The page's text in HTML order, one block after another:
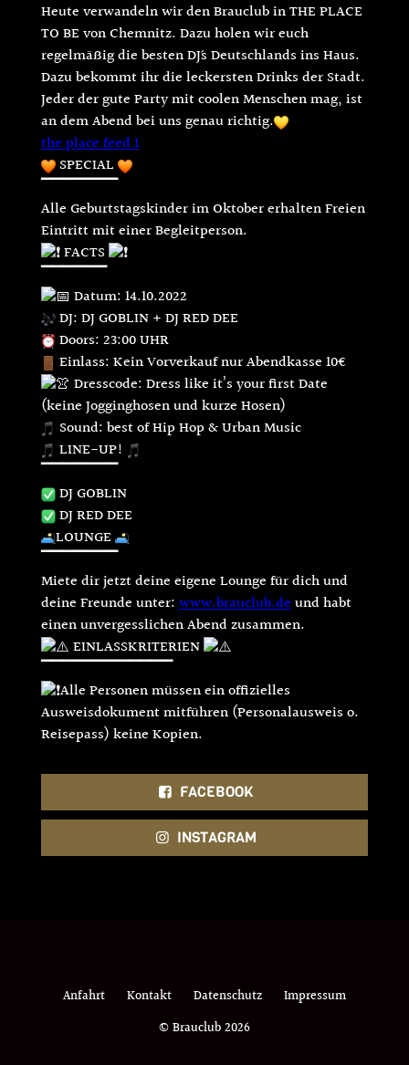
Heute verwandeln wir den Brauclub in THE PLACE
TO BE von Chemnitz. Dazu holen wir euch
regelmäßig die besten DJ´s Deutschlands ins Haus.
Dazu bekommt ihr die leckersten Drinks der Stadt.
Jeder der gute Party mit coolen Menschen mag, ist
an dem Abend bei uns genau richtig.
the place feed 1
SPECIAL
▔▔▔▔▔▔▔
Alle Geburtstagskinder im Oktober erhalten Freien
Eintritt mit einer Begleitperson.
FACTS
▔▔▔▔▔▔
Datum: 14.10.2022
DJ: DJ GOBLIN + DJ RED DEE
Doors: 23:00 UHR
Einlass: Kein Vorverkauf nur Abendkasse 10€
Dresscode: Dress like it’s your first Date
(keine Jogginghosen und kurze Hosen)
Sound: best of Hip Hop & Urban Music
LINE-UP!
▔▔▔▔▔▔▔
DJ GOBLIN
DJ RED DEE
LOUNGE
▔▔▔▔▔▔▔
Miete dir jetzt deine eigene Lounge für dich und
deine Freunde unter:www.brauclub.deund habt
einen unvergesslichen Abend zusammen.
EINLASSKRITERIEN
Alle Personen müssen ein offizielles
Ausweisdokument mitführen (Personalausweis o.
Reisepass) keine Kopien.
FACEBOOK
INSTAGRAM
Anfahrt Kontakt Datenschutz
Impressum
© Brauclub 2026